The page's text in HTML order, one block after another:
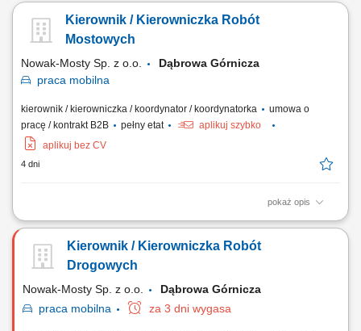
rzeczowo-finansowego; koordynowanie działań zespołów własnych
oraz podwykonawców; optymalizacja technologii i kosztów
Kierownik / Kierowniczka Robót
Mostowych
Nowak-Mosty Sp. z o.o.
Dąbrowa Górnicza
praca mobilna
kierownik / kierowniczka / koordynator / koordynatorka
umowa o
pracę / kontrakt B2B
pełny etat
aplikuj szybko
aplikuj bez CV
4 dni
pokaż opis
Miejsce pracy: woj. dolnośląskie, lubuskie Firma poszukuje na
uprawnieniami budowlanymi mostowymi, doświadczeniem w pracy.
Przed zaproszeniem na rozmowę rekrutacyjną kandydaci zostaną
Kierownik / Kierowniczka Robót
Drogowych
Nowak-Mosty Sp. z o.o.
Dąbrowa Górnicza
praca mobilna za 3 dni wygasa